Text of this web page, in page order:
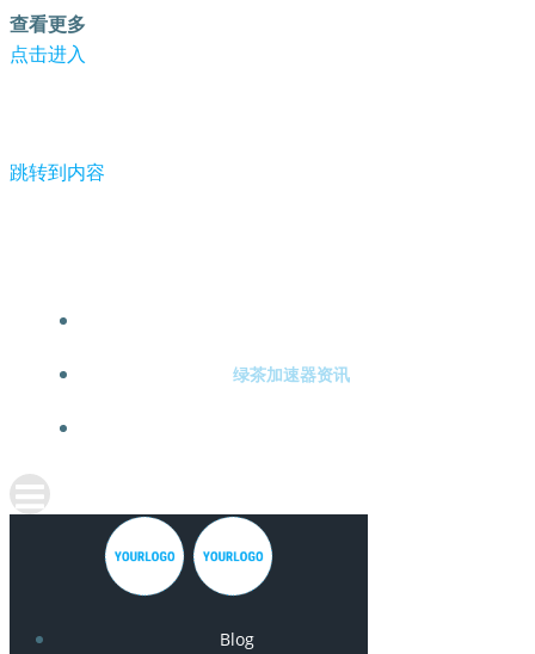
查看更多
点击进入
跳转到内容
绿茶加速器资讯
Blog